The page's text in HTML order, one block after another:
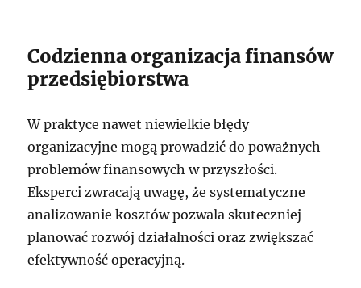
Codzienna organizacja finansów
przedsiębiorstwa
W praktyce nawet niewielkie błędy
organizacyjne mogą prowadzić do poważnych
problemów finansowych w przyszłości.
Eksperci zwracają uwagę, że systematyczne
analizowanie kosztów pozwala skuteczniej
planować rozwój działalności oraz zwiększać
efektywność operacyjną.